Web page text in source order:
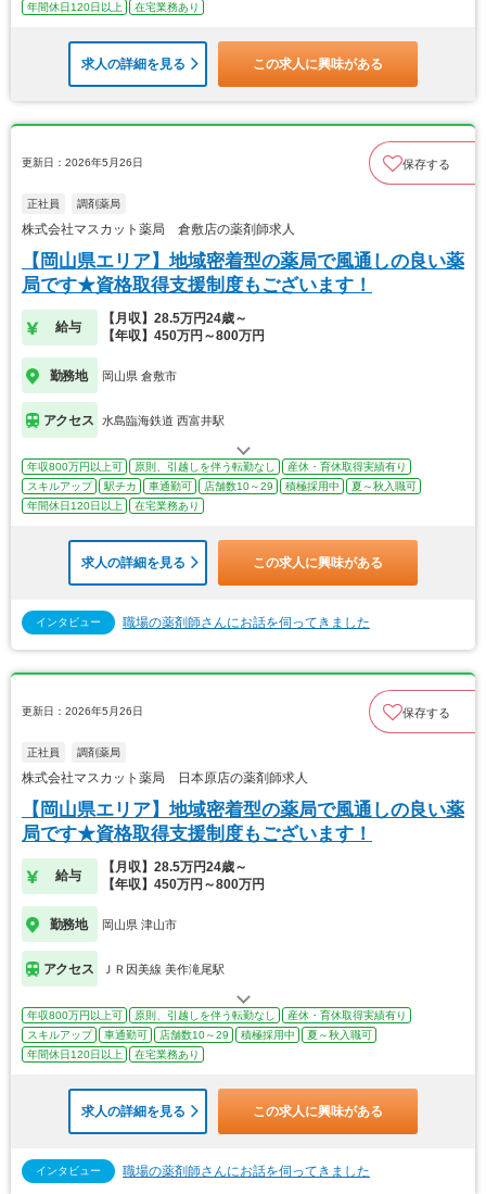
年間休日120日以上
在宅業務あり
求人の詳細を見る この求人に興味がある
更新日：2026年5月26日 保存する
正社員 調剤薬局
株式会社マスカット薬局 倉敷店の薬剤師求人
【岡山県エリア】地域密着型の薬局で風通しの良い薬
局です★資格取得支援制度もございます！
給与
【月収】28.5万円24歳～
【年収】450万円～800万円
勤務地 岡山県 倉敷市
アクセス 水島臨海鉄道 西富井駅
年収800万円以上可 原則、引越しを伴う転勤なし
産休・育休取得実績有り
スキルアップ
駅チカ 車通勤可 店舗数10～29 積極採用中
夏～秋入職可
年間休日120日以上
在宅業務あり
求人の詳細を見る この求人に興味がある
インタビュー 職場の薬剤師さんにお話を伺ってきました
更新日：2026年5月26日 保存する
正社員 調剤薬局
株式会社マスカット薬局 日本原店の薬剤師求人
【岡山県エリア】地域密着型の薬局で風通しの良い薬
局です★資格取得支援制度もございます！
給与
【月収】28.5万円24歳～
【年収】450万円～800万円
勤務地 岡山県 津山市
アクセス ＪＲ因美線 美作滝尾駅
年収800万円以上可 原則、引越しを伴う転勤なし
産休・育休取得実績有り
スキルアップ
車通勤可 店舗数10～29 積極採用中
夏～秋入職可
年間休日120日以上
在宅業務あり
求人の詳細を見る この求人に興味がある
インタビュー 職場の薬剤師さんにお話を伺ってきました